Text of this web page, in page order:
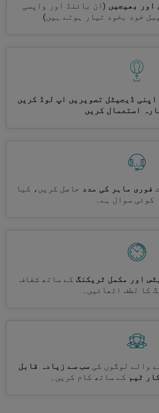
اور بھیجیں (ان بائنڈ اور واپسی
خود بخود تیار ہوتے ہیں)
اپنی ڈیجیٹل تصویریں اپ لوڈ کریں
استعمال کریں
فوری ماہر کی مدد حاصل کریں، کیا
کوئی سوال ہے۔
اور مکمل ٹریکنگ کے ساتھ شفاف
کا لطف اٹھائیں۔
والے لوگوں کی سب سے زیادہ قابل
ٹیم کے ساتھ کام کریں۔